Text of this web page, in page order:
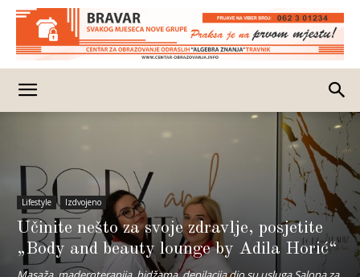
Lifestyle Izdvojeno
Učinite nešto za svoje zdravlje, posjetite
„Body and beauty lounge by Adila Horić“